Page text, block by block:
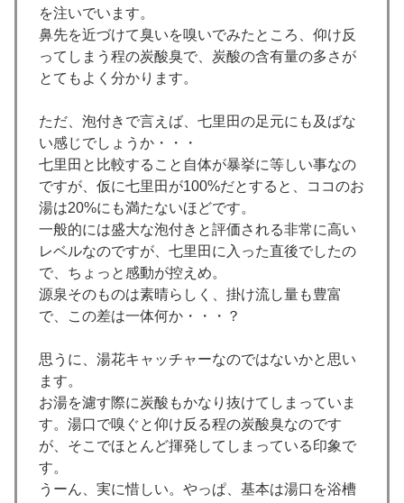
を注いでいます。
鼻先を近づけて臭いを嗅いでみたところ、仰け反
ってしまう程の炭酸臭で、炭酸の含有量の多さが
とてもよく分かります。
ただ、泡付きで言えば、七里田の足元にも及ばな
い感じでしょうか・・・
七里田と比較すること自体が暴挙に等しい事なの
ですが、仮に七里田が100%だとすると、ココのお
湯は20%にも満たないほどです。
一般的には盛大な泡付きと評価される非常に高い
レベルなのですが、七里田に入った直後でしたの
で、ちょっと感動が控えめ。
源泉そのものは素晴らしく、掛け流し量も豊富
で、この差は一体何か・・・？
思うに、湯花キャッチャーなのではないかと思い
ます。
お湯を濾す際に炭酸もかなり抜けてしまっていま
す。湯口で嗅ぐと仰け反る程の炭酸臭なのです
が、そこでほとんど揮発してしまっている印象で
す。
うーん、実に惜しい。やっぱ、基本は湯口を浴槽